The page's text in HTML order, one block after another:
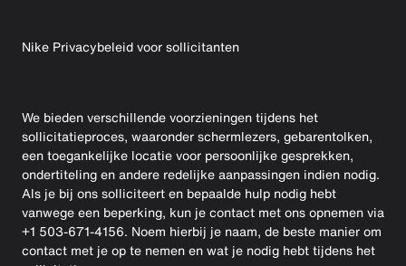
Nike Privacybeleid voor sollicitanten
We bieden verschillende voorzieningen tijdens het
sollicitatieproces, waaronder schermlezers, gebarentolken,
een toegankelijke locatie voor persoonlijke gesprekken,
ondertiteling en andere redelijke aanpassingen indien nodig.
Als je bij ons solliciteert en bepaalde hulp nodig hebt
vanwege een beperking, kun je contact met ons opnemen via
+1 503-671-4156. Noem hierbij je naam, de beste manier om
contact met je op te nemen en wat je nodig hebt tijdens het